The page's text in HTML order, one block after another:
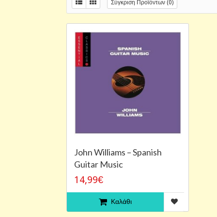
Σύγκριση Προϊόντων (0)
John Williams ‎– Spanish
Guitar Music
14,99€
Καλάθι